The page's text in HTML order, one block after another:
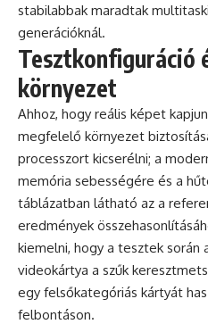
stabilabbak maradtak
generációknál.
Tesztkonfiguráció
környezet
Ahhoz, hogy reális képet
megfelelő környezet
processzort kicserélni; a
memória sebességére és a
táblázatban látható az a
eredmények
kiemelni, hogy a tesztek során
videokártya a szűk
egy felsőkategóriás kártyát
felbontáson.